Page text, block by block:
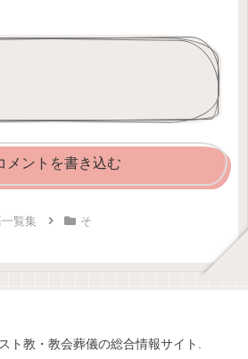
メントを書き込む
覧集 そ
ト教・教会葬儀の総合情報サイト.